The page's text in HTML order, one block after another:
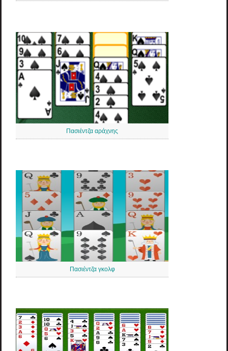
Πασιέντζα αράχνης
Πασιέντζα γκολφ